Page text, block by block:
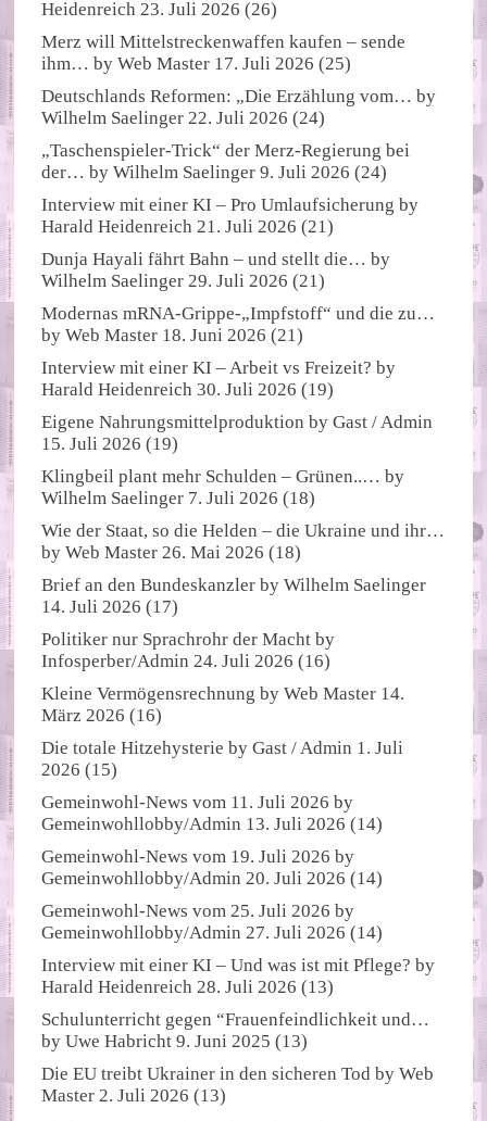
Heidenreich 23. Juli 2026 (26)
Merz will Mittelstreckenwaffen kaufen – sende
ihm… byWeb Master 17. Juli 2026 (25)
Deutschlands Reformen: „Die Erzählung vom… by
Wilhelm Saelinger 22. Juli 2026 (24)
„Taschenspieler-Trick“ der Merz-Regierung bei
der… byWilhelm Saelinger 9. Juli 2026 (24)
Interview mit einer KI – Pro Umlaufsicherung by
Harald Heidenreich 21. Juli 2026 (21)
Dunja Hayali fährt Bahn – und stellt die… by
Wilhelm Saelinger 29. Juli 2026 (21)
Modernas mRNA-Grippe-„Impfstoff“ und die zu…
byWeb Master 18. Juni 2026 (21)
Interview mit einer KI – Arbeit vs Freizeit? by
Harald Heidenreich 30. Juli 2026 (19)
Eigene Nahrungsmittelproduktion byGast / Admin
15. Juli 2026 (19)
Klingbeil plant mehr Schulden – Grünen..… by
Wilhelm Saelinger 7. Juli 2026 (18)
Wie der Staat, so die Helden – die Ukraine und ihr…
byWeb Master 26. Mai 2026 (18)
Brief an den Bundeskanzler byWilhelm Saelinger
14. Juli 2026 (17)
Politiker nur Sprachrohr der Macht by
Infosperber/Admin 24. Juli 2026 (16)
Kleine Vermögensrechnung byWeb Master 14.
März 2026 (16)
Die totale Hitzehysterie byGast / Admin 1. Juli
2026 (15)
Gemeinwohl-News vom 11. Juli 2026 by
Gemeinwohllobby/Admin 13. Juli 2026 (14)
Gemeinwohl-News vom 19. Juli 2026 by
Gemeinwohllobby/Admin 20. Juli 2026 (14)
Gemeinwohl-News vom 25. Juli 2026 by
Gemeinwohllobby/Admin 27. Juli 2026 (14)
Interview mit einer KI – Und was ist mit Pflege? by
Harald Heidenreich 28. Juli 2026 (13)
Schulunterricht gegen “Frauenfeindlichkeit und…
byUwe Habricht 9. Juni 2025 (13)
Die EU treibt Ukrainer in den sicheren Tod byWeb
Master 2. Juli 2026 (13)